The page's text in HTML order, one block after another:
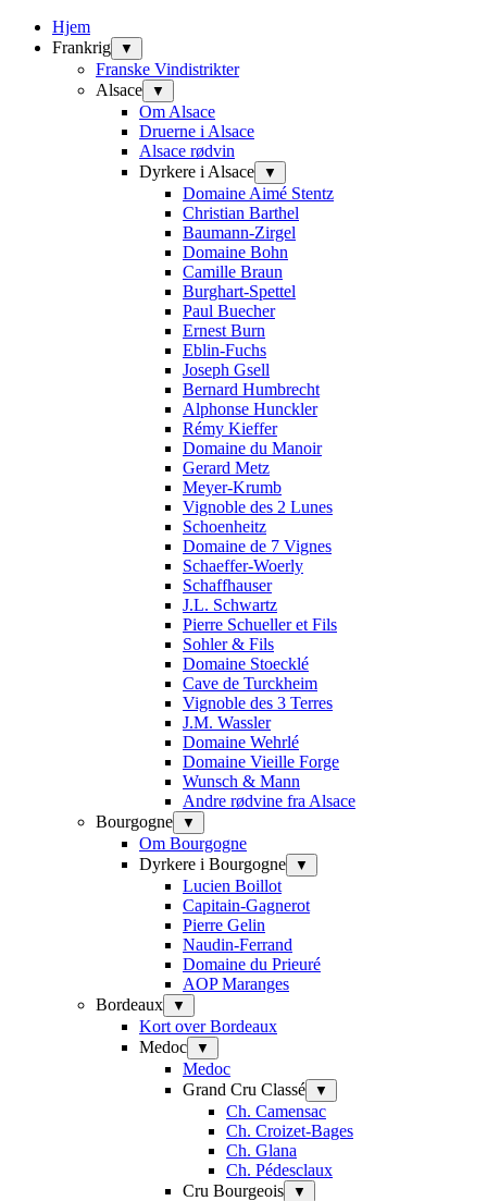
Hjem
Frankrig
▼
Franske Vindistrikter
Alsace
▼
Om Alsace
Druerne i Alsace
Alsace rødvin
Dyrkere i Alsace
▼
Domaine Aimé Stentz
Christian Barthel
Baumann-Zirgel
Domaine Bohn
Camille Braun
Burghart-Spettel
Paul Buecher
Ernest Burn
Eblin-Fuchs
Joseph Gsell
Bernard Humbrecht
Alphonse Hunckler
Rémy Kieffer
Domaine du Manoir
Gerard Metz
Meyer-Krumb
Vignoble des 2 Lunes
Schoenheitz
Domaine de 7 Vignes
Schaeffer-Woerly
Schaffhauser
J.L. Schwartz
Pierre Schueller et Fils
Sohler & Fils
Domaine Stoecklé
Cave de Turckheim
Vignoble des 3 Terres
J.M. Wassler
Domaine Wehrlé
Domaine Vieille Forge
Wunsch & Mann
Andre rødvine fra Alsace
Bourgogne
▼
Om Bourgogne
Dyrkere i Bourgogne
▼
Lucien Boillot
Capitain-Gagnerot
Pierre Gelin
Naudin-Ferrand
Domaine du Prieuré
AOP Maranges
Bordeaux
▼
Kort over Bordeaux
Medoc
▼
Medoc
Grand Cru Classé
▼
Ch. Camensac
Ch. Croizet-Bages
Ch. Glana
Ch. Pédesclaux
Cru Bourgeois
▼